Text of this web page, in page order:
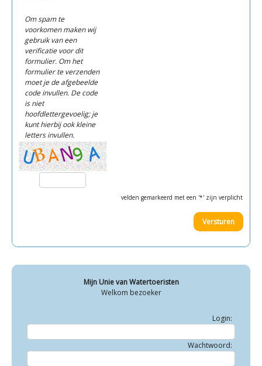
Om spam te
voorkomen maken wij
gebruik van een
verificatie voor dit
formulier. Om het
formulier te verzenden
moet je de afgebeelde
code invullen. De code
is niet
hoofdlettergevoelig; je
kunt hierbij ook kleine
letters invullen.
velden gemarkeerd met een '*' zijn verplicht
Mijn Unie van Watertoeristen
Welkom bezoeker
Login:
Wachtwoord: